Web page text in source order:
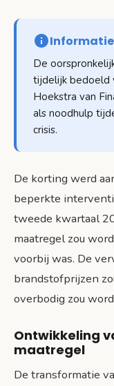
Informatie
De
tijdelijk bedoeld
Hoekstra van
als noodhulp
crisis.
De korting werd
beperkte
tweede kwartaal
maatregel zou
voorbij was. De
brandstofprijzen
overbodig zou
Ontwikkeling
maatregel
De transformatie